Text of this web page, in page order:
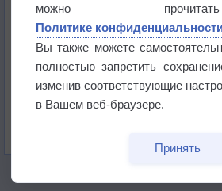
Атмосфера начала
В Приморье обнаружены
Изменение климата
можно
Политике
Вы также можете
полностью запретить
изменив соответствующие
в Вашем веб-браузере.
Принять